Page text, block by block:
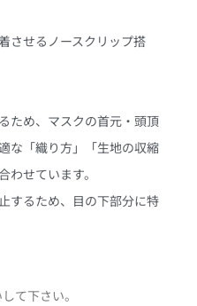
させるノースクリップ搭
ため、マスクの首元・頭頂
な「織り方」「生地の収縮
わせています。
するため、目の下部分に特
て下さい。